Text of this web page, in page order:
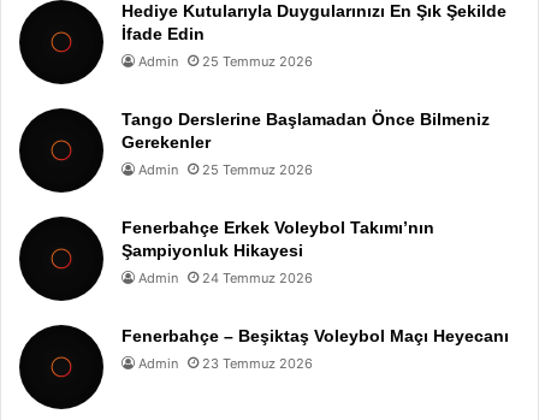
Hediye Kutularıyla Duygularınızı En Şık Şekilde
İfade Edin
Admin 25 Temmuz 2026
Tango Derslerine Başlamadan Önce Bilmeniz
Gerekenler
Admin 25 Temmuz 2026
Fenerbahçe Erkek Voleybol Takımı’nın
Şampiyonluk Hikayesi
Admin 24 Temmuz 2026
Fenerbahçe – Beşiktaş Voleybol Maçı Heyecanı
Admin 23 Temmuz 2026